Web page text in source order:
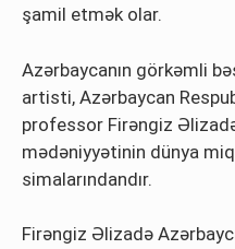
şamil etmək olar.
Azərbaycanın görkəmli
artisti, Azərbaycan
professor Firəngiz
mədəniyyətinin dünya
simalarındandır.
Firəngiz Əlizadə